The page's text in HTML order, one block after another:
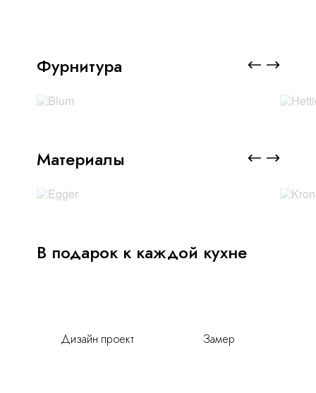
Фурнитура
Материалы
В подарок к каждой кухне
Дизайн проект Замер